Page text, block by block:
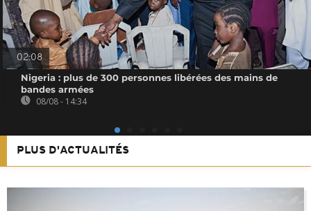
02:08
Nigeria : plus de 300 personnes libérées des mains de
bandes armées
08/08 - 14:34
PLUS D'ACTUALITÉS